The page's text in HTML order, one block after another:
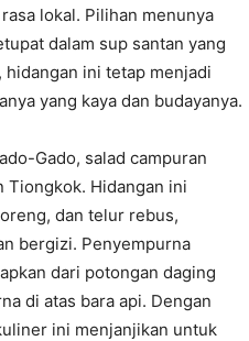
lokal. Pilihan menunya
dalam sup santan yang
ini tetap menjadi
yang kaya dan budayanya.
Gado, salad campuran
Tiongkok. Hidangan ini
dan telur rebus,
bergizi. Penyempurna
dari potongan daging
di atas bara api. Dengan
ini menjanjikan untuk